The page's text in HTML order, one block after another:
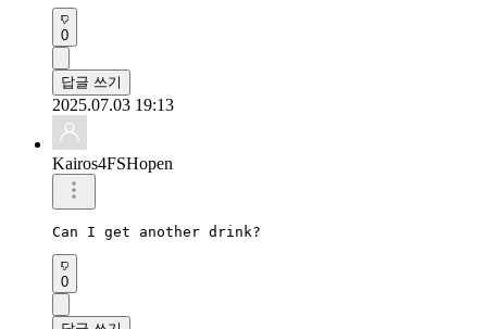
0
답글 쓰기
2025.07.03 19:13
Kairos4FSHopen
Can I get another drink?
0